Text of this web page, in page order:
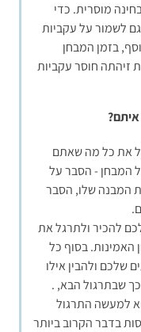
מוסרית. כדי
לשמור על עקביות
בזמן המבחן
זיהתה חוסר עקביות
את כל מה שאתם
המבחן - הסבר על
המבנה שלו, הסבר
להכיר ולתרגל את
האמינות. בסוף כל
שלכם ולהבין אילו
שבתרגול הבא, .
למעשה התרגול
בדבר הקרוב ביותר